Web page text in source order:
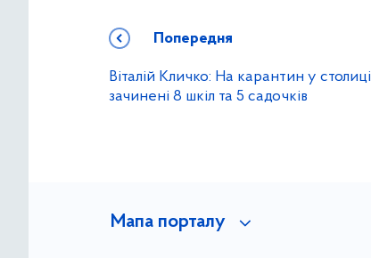
Попередня
Віталій Кличко: На карантин у столиці
зачинені 8 шкіл та 5 садочків
Мапа порталу